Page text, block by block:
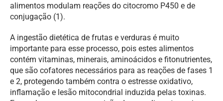
alimentos modulam reações do citocromo P450 e de
conjugação (1).
A ingestão dietética de frutas e verduras é muito
importante para esse processo, pois estes alimentos
contém vitaminas, minerais, aminoácidos e fitonutrientes,
que são cofatores necessários para as reações de fases 1
e 2, protegendo também contra o estresse oxidativo,
inflamação e lesão mitocondrial induzida pelas toxinas.